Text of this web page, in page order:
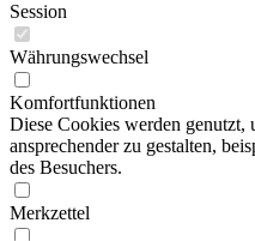
Session
Währungswechsel
Komfortfunktionen
Diese Cookies werden genutzt,
ansprechender zu gestalten,
des Besuchers.
Merkzettel